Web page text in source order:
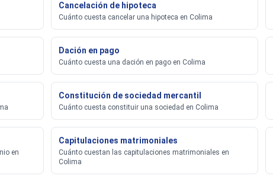
Cancelación de hipoteca
Cuánto cuesta cancelar una hipoteca en Colima
Dación en pago
Cuánto cuesta una dación en pago en Colima
Constitución de sociedad mercantil
Cuánto cuesta constituir una sociedad en Colima
en
Capitulaciones matrimoniales
Cuánto cuestan las capitulaciones matrimoniales en
Colima